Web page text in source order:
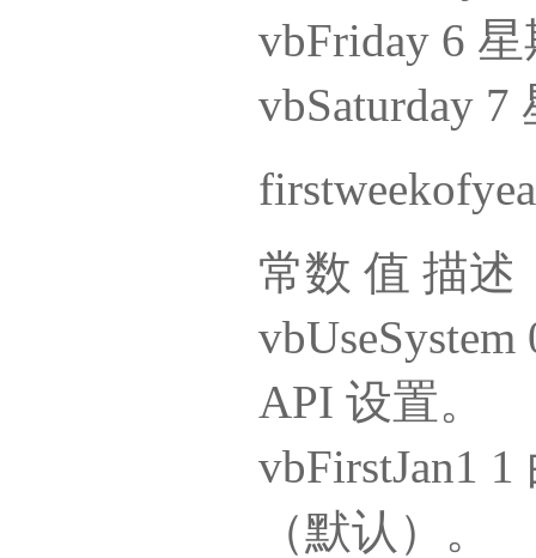
vbFriday 6
vbSaturday 7
常数 值 描述
API 设置。
vbFirstJan1
（默认）。